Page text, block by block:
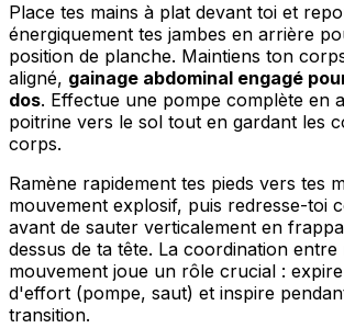
Place tes mains à plat devant toi et
énergiquement tes jambes en arrière
position de planche. Maintiens ton
aligné, gainage abdominal engagé
dos. Effectue une pompe complète en
poitrine vers le sol tout en gardant les
corps.
Ramène rapidement tes pieds vers tes
mouvement explosif, puis redresse-toi
avant de sauter verticalement en
dessus de ta tête. La coordination
mouvement joue un rôle crucial :
d'effort (pompe, saut) et inspire
transition.